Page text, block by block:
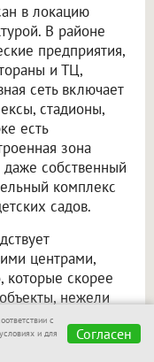
в локацию
В районе
предприятия,
и ТЦ,
сеть включает
стадионы,
есть
зона
собственный
комплекс
садов.
центрами,
скорее
нежели
сложная
превратила
с
и для
Согласен